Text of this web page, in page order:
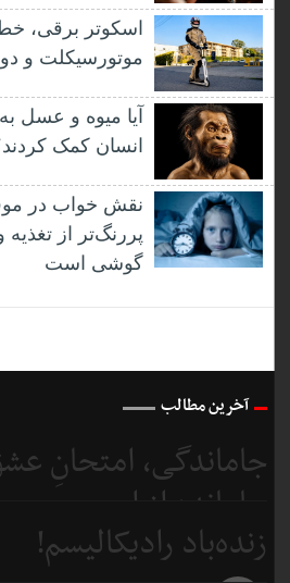
اسکوتر برقی،
موتورسیکلت و
آیا میوه و عسل
انسان کمک کردند؟
نقش خواب در
پررنگ‌تر از تغذیه و
گوشی است
آخرین مطالب
جاماندگی، امتحانِ
جامانده از اربعین...
6 روز
زنده‌باد رادیکالیسم!